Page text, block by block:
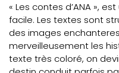
« Les contes d’ANA »,
facile. Les textes sont
des images
merveilleusement les
texte très coloré, on